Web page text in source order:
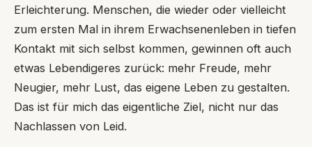
Erleichterung. Menschen, die wieder oder vielleicht
zum ersten Mal in ihrem Erwachsenenleben in tiefen
Kontakt mit sich selbst kommen, gewinnen oft auch
etwas Lebendigeres zurück: mehr Freude, mehr
Neugier, mehr Lust, das eigene Leben zu gestalten.
Das ist für mich das eigentliche Ziel, nicht nur das
Nachlassen von Leid.